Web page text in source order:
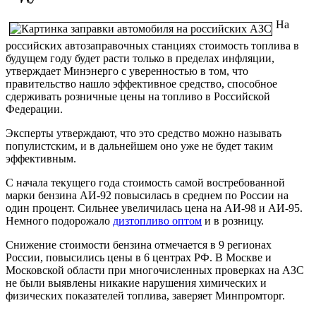
На
российских автозаправочных станциях стоимость топлива в
будущем году будет расти только в пределах инфляции,
утверждает Минэнерго с уверенностью в том, что
правительство нашло эффективное средство, способное
сдерживать розничные цены на топливо в Российской
Федерации.
Эксперты утверждают, что это средство можно называть
популистским, и в дальнейшем оно уже не будет таким
эффективным.
С начала текущего года стоимость самой востребованной
марки бензина АИ-92 повысилась в среднем по России на
один процент. Сильнее увеличилась цена на АИ-98 и АИ-95.
Немного подорожало дизтопливо оптом и в розницу.
Снижение стоимости бензина отмечается в 9 регионах
России, повысились цены в 6 центрах РФ. В Москве и
Московской области при многочисленных проверках на АЗС
не были выявлены никакие нарушения химических и
физических показателей топлива, заверяет Минпромторг.